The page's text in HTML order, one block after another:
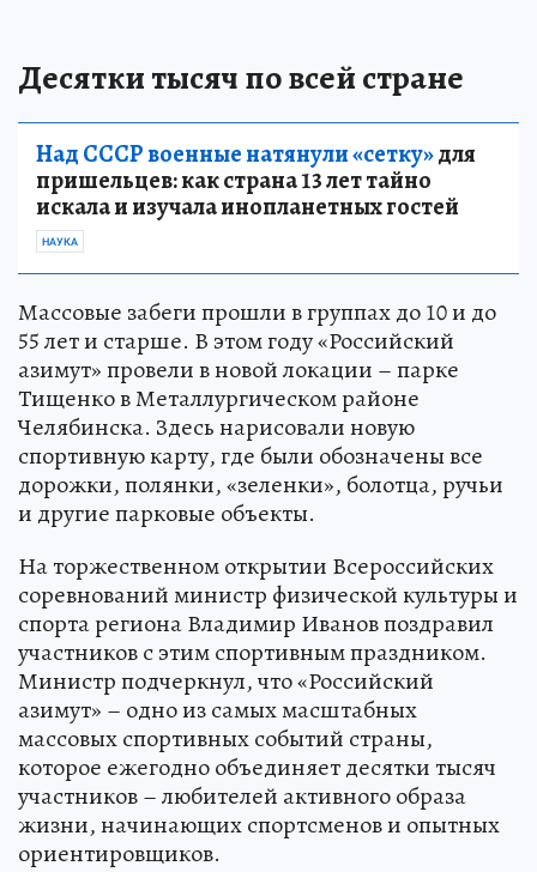
Десятки тысяч по всей стране
Над СССР военные натянули «сетку»для
пришельцев: как страна 13 лет тайно
искала и изучала инопланетных гостей
НАУКА
Массовые забеги прошли в группах до 10 и до
55 лет и старше. В этом году «Российский
азимут» провели в новой локации – парке
Тищенко в Металлургическом районе
Челябинска. Здесь нарисовали новую
спортивную карту, где были обозначены все
дорожки, полянки, «зеленки», болотца, ручьи
и другие парковые объекты.
На торжественном открытии Всероссийских
соревнований министр физической культуры и
спорта региона Владимир Иванов поздравил
участников с этим спортивным праздником.
Министр подчеркнул, что «Российский
азимут» – одно из самых масштабных
массовых спортивных событий страны,
которое ежегодно объединяет десятки тысяч
участников – любителей активного образа
жизни, начинающих спортсменов и опытных
ориентировщиков.